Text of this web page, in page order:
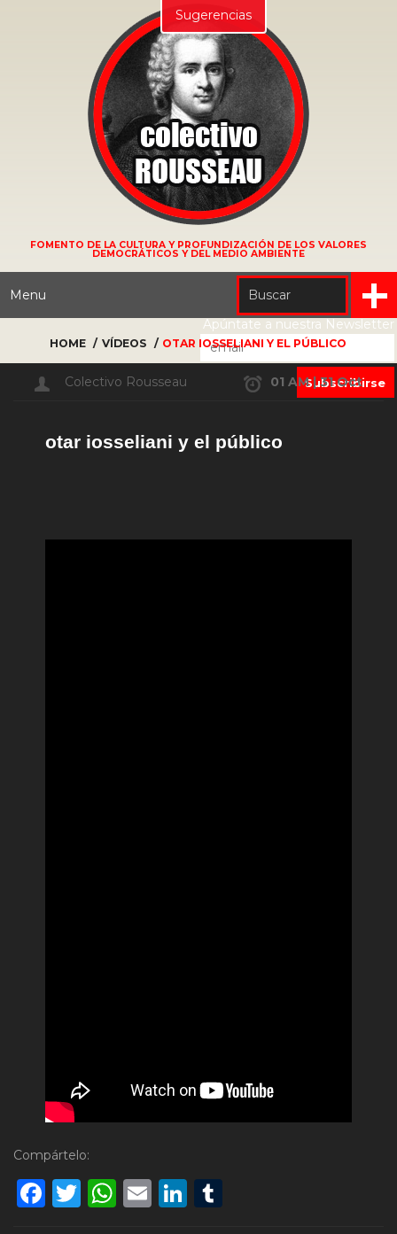
FOMENTO DE LA CULTURA Y PROFUNDIZACIÓN DE LOS VALORES
DEMOCRÁTICOS Y DEL MEDIO AMBIENTE
Menu
Apúntate a nuestra Newsletter
HOME VÍDEOS OTAR IOSSELIANI Y EL PÚBLICO
Colectivo Rousseau 01 AM | 31 Oct
otar iosseliani y el público
Compártelo:
Facebook
Twitter
WhatsApp
EmailLinkedIn
Sugerencias